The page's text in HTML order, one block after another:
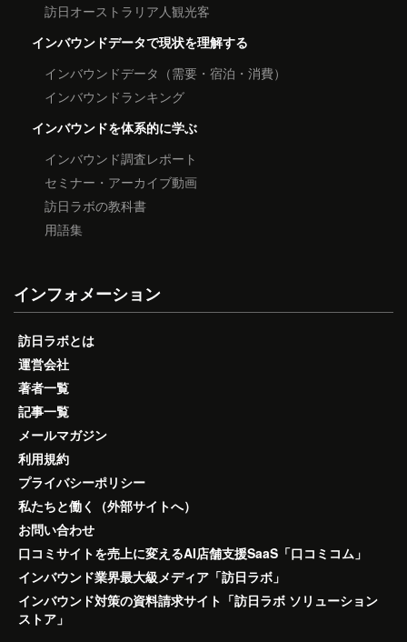
訪日オーストラリア人観光客
インバウンドデータで現状を理解する
インバウンドデータ（需要・宿泊・消費）
インバウンドランキング
インバウンドを体系的に学ぶ
インバウンド調査レポート
セミナー・アーカイブ動画
訪日ラボの教科書
用語集
インフォメーション
訪日ラボとは
運営会社
著者一覧
記事一覧
メールマガジン
利用規約
プライバシーポリシー
私たちと働く（外部サイトへ）
お問い合わせ
口コミサイトを売上に変えるAI店舗支援SaaS「口コミコム」
インバウンド業界最大級メディア「訪日ラボ」
インバウンド対策の資料請求サイト「訪日ラボ ソリューション
ストア」